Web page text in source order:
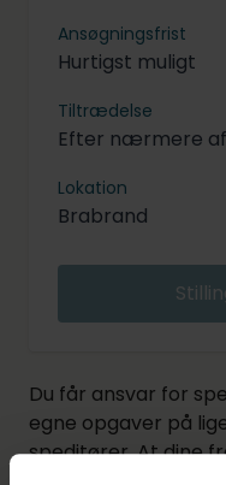
Ansøgningsfrist
Hurtigst muligt
Tiltrædelse
Efter nærmere
Lokation
Brabrand
Du får ansvar for
egne opgaver på
speditører. At dine